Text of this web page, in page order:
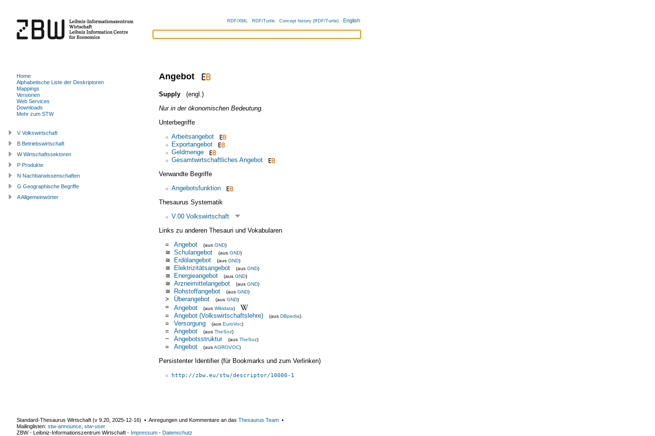
RDF/XML RDF/Turtle Concept history (RDF/Turtle) English
Angebot
Supply
(engl.)
Nur in der ökonomischen Bedeutung.
Unterbegriffe
Arbeitsangebot
Exportangebot
Geldmenge
Gesamtwirtschaftliches Angebot
Verwandte Begriffe
Angebotsfunktion
Thesaurus Systematik
V.00 Volkswirtschaft
Links zu anderen Thesauri und Vokabularen
=
Angebot (aus GND)
≅ Schulangebot (aus GND)
≅ Erdölangebot (aus GND)
≅ Elektrizitätsangebot (aus GND)
≅ Energieangebot (aus GND)
≅ Arzneimittelangebot (aus GND)
≅ Rohstoffangebot (aus GND)
> Überangebot (aus GND)
= Angebot (aus Wikidata)
= Angebot (Volkswirtschaftslehre) (aus DBpedia)
= Versorgung (aus EuroVoc)
= Angebot (aus TheSoz)
~ Angebotsstruktur (aus TheSoz)
= Angebot (ausAGROVOC)
Persistenter Identifier (für Bookmarks und zum Verlinken)
http://zbw.eu/stw/descriptor/10000-1
Home
Alphabetische Liste der Deskriptoren
Mappings
Versionen
Web Services
Downloads
Mehr zum STW
V Volkswirtschaft
B Betriebswirtschaft
W Wirtschaftssektoren
P Produkte
N Nachbarwissenschaften
G Geographische Begriffe
A Allgemeinwörter
Standard-Thesaurus Wirtschaft (v 9.20 2025-12-16) ▪ Anregungen und Kommentare an das Thesaurus Team ▪
Mailinglisten: stw-announce stw-user
ZBW - Leibniz-Informationszentrum Wirtschaft - Impressum - Datenschutz